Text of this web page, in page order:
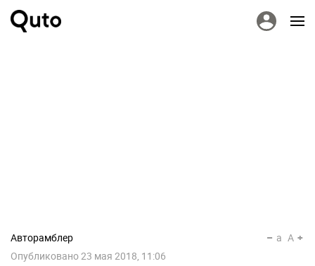
Авторамблер
Опубликовано23 мая 2018, 11:06
a A